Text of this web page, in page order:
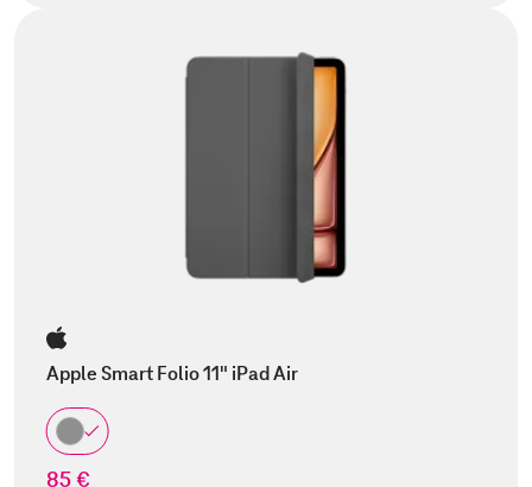
Apple Smart Folio 11" iPad Air
85 €